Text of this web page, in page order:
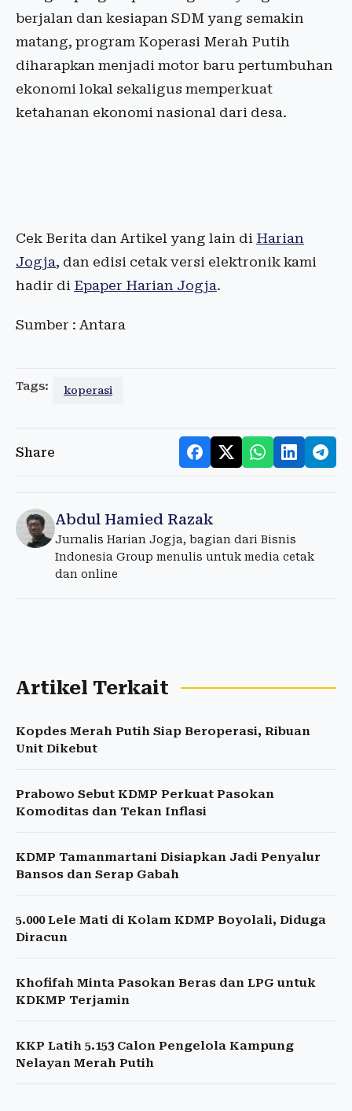
berjalan dan kesiapan SDM yang semakin
matang, program Koperasi Merah Putih
diharapkan menjadi motor baru pertumbuhan
ekonomi lokal sekaligus memperkuat
ketahanan ekonomi nasional dari desa.
Cek Berita dan Artikel yang lain di Harian
Jogja, dan edisi cetak versi elektronik kami
hadir di Epaper Harian Jogja.
Sumber : Antara
Tags: koperasi
Share
Abdul Hamied Razak
Jurnalis Harian Jogja, bagian dari Bisnis
Indonesia Group menulis untuk media cetak
dan online
Artikel Terkait
Kopdes Merah Putih Siap Beroperasi, Ribuan
Unit Dikebut
Prabowo Sebut KDMP Perkuat Pasokan
Komoditas dan Tekan Inflasi
KDMP Tamanmartani Disiapkan Jadi Penyalur
Bansos dan Serap Gabah
5.000 Lele Mati di Kolam KDMP Boyolali, Diduga
Diracun
Khofifah Minta Pasokan Beras dan LPG untuk
KDKMP Terjamin
KKP Latih 5.153 Calon Pengelola Kampung
Nelayan Merah Putih